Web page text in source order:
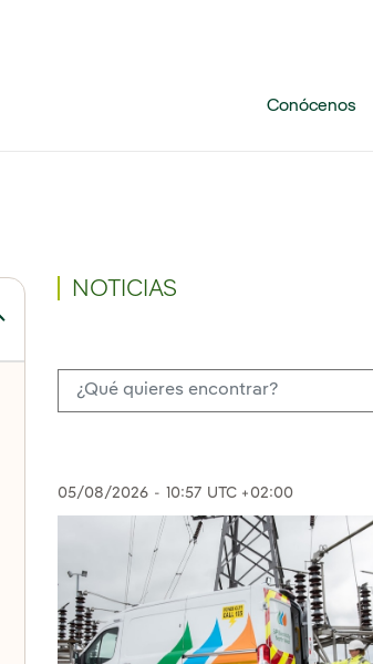
Conócenos
NOTICIAS
05/08/2026 - 10:57 UTC +02:00